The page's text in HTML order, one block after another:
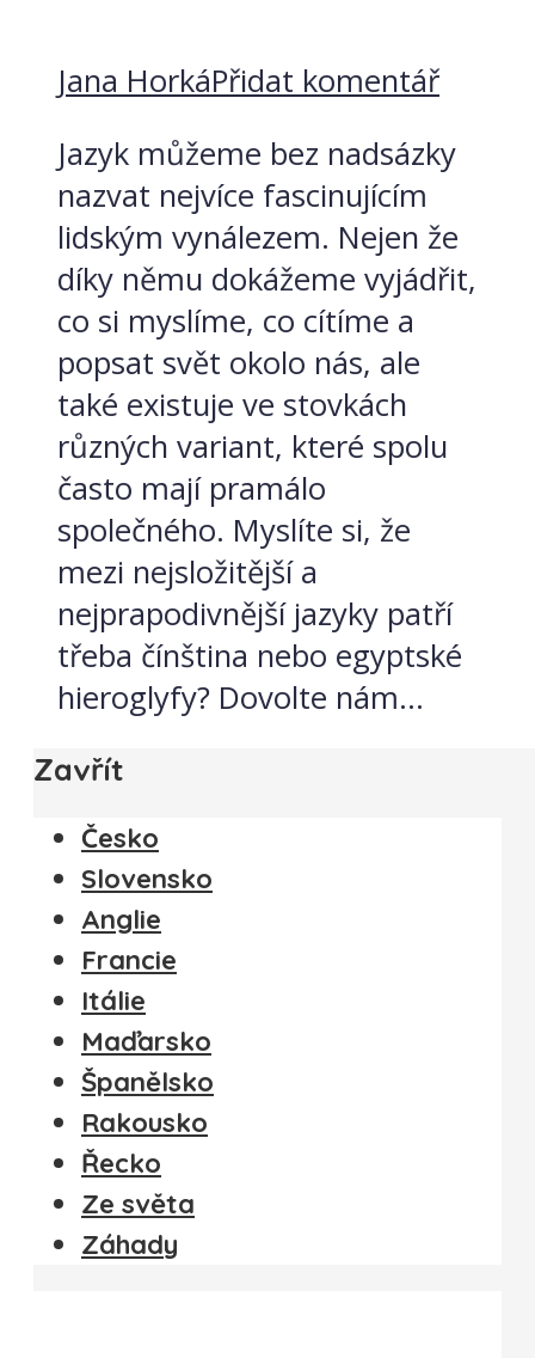
Jana HorkáPřidat komentář
Jazyk můžeme bez nadsázky
nazvat nejvíce fascinujícím
lidským vynálezem. Nejen že
díky němu dokážeme vyjádřit,
co si myslíme, co cítíme a
popsat svět okolo nás, ale
také existuje ve stovkách
různých variant, které spolu
často mají pramálo
společného. Myslíte si, že
mezi nejsložitější a
nejprapodivnější jazyky patří
třeba čínština nebo egyptské
hieroglyfy? Dovolte nám...
Zavřít
Česko
Slovensko
Anglie
Francie
Itálie
Maďarsko
Španělsko
Rakousko
Řecko
Ze světa
Záhady